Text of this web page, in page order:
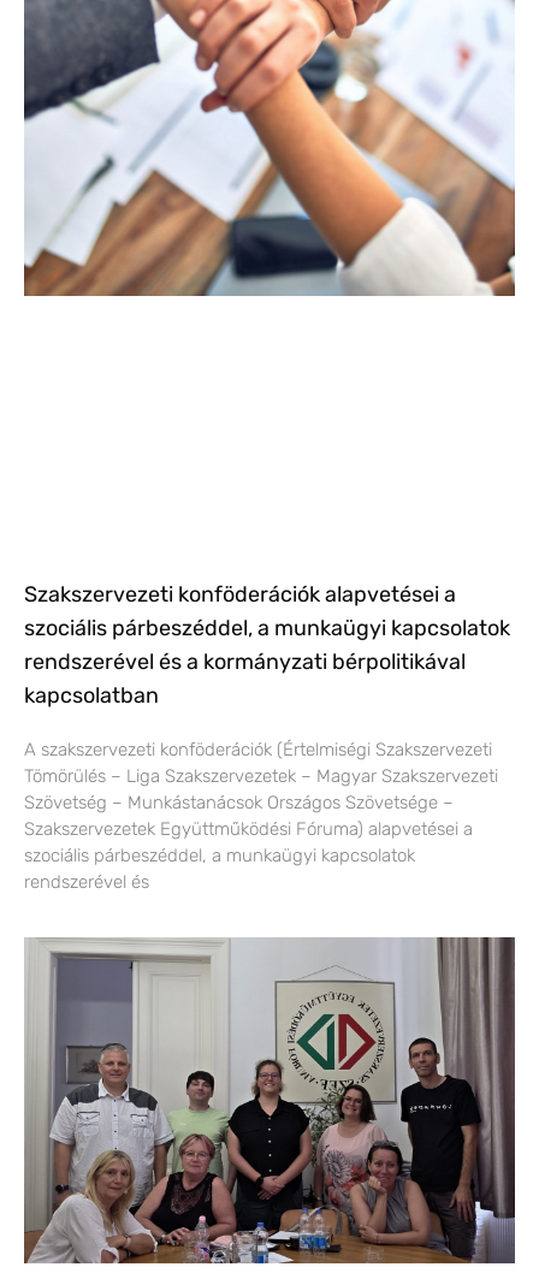
Szakszervezeti konföderációk alapvetései a
szociális párbeszéddel, a munkaügyi kapcsolatok
rendszerével és a kormányzati bérpolitikával
kapcsolatban
A szakszervezeti konföderációk (Értelmiségi Szakszervezeti
Tömörülés – Liga Szakszervezetek – Magyar Szakszervezeti
Szövetség – Munkástanácsok Országos Szövetsége –
Szakszervezetek Együttműködési Fóruma) alapvetései a
szociális párbeszéddel, a munkaügyi kapcsolatok
rendszerével és